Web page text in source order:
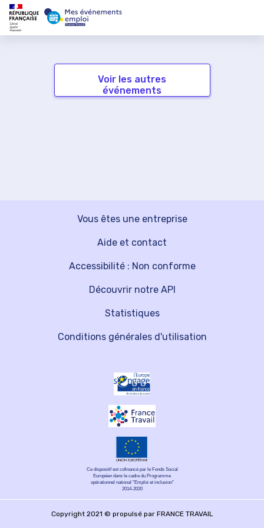
Voir les autres
événements
Vous êtes une entreprise
Découvrir notre API
Aide et contact
Statistiques
Accessibilité : Non conforme
Conditions générales d'utilisation
Ce dispositif est cofinancé par le Fonds Social
Européen dans le cadre du Programme
opérationnel national "Emploi et inclusion"
2014-2020
Copyright 2021 © propulsé par FRANCE TRAVAIL